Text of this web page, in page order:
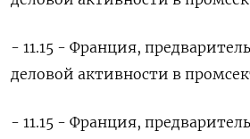
- 11.15 - Франция,
деловой активности в
- 11.15 - Франция,